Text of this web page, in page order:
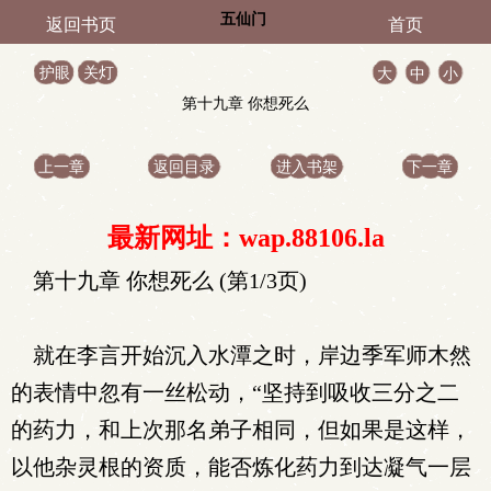
返回书页 五仙门 首页
护眼 关灯 大 中
小
第十九章 你想死么
上一章 返回目录 进入书架 下一章
最新网址：wap.88106.la
第十九章 你想死么 (第1/3页)
就在李言开始沉入水潭之时，岸边季军师木然
的表情中忽有一丝松动，“坚持到吸收三分之二
的药力，和上次那名弟子相同，但如果是这样，
以他杂灵根的资质，能否炼化药力到达凝气一层